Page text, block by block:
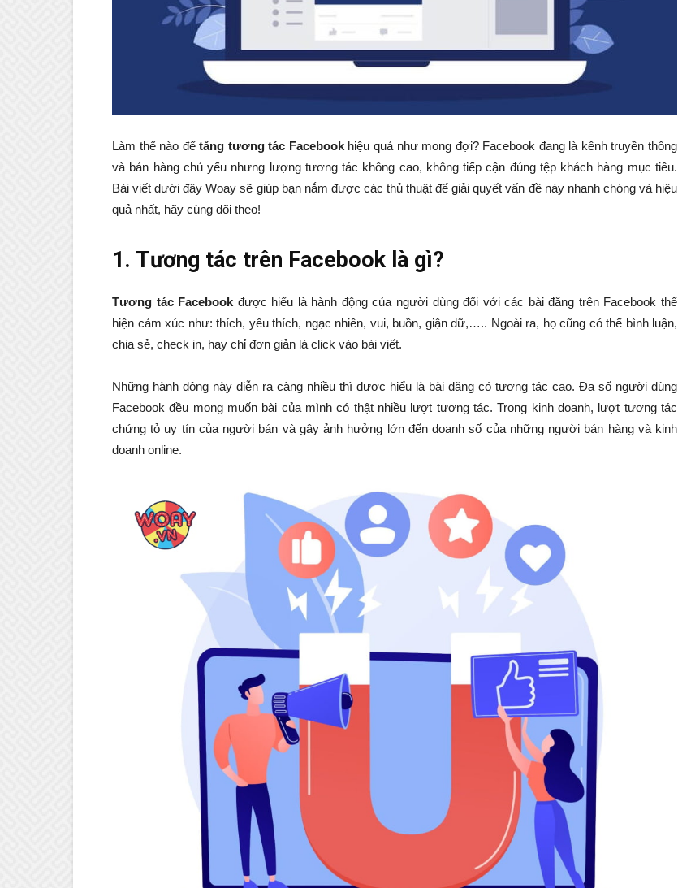
Làm thế nào đểtăng tương tác Facebookhiệu quả như mong đợi? Facebook đang là kênh truyền thông
và bán hàng chủ yếu nhưng lượng tương tác không cao, không tiếp cận đúng tệp khách hàng mục tiêu.
Bài viết dưới đây Woay sẽ giúp bạn nắm được các thủ thuật để giải quyết vấn đề này nhanh chóng và hiệu
quả nhất, hãy cùng dõi theo!
1. Tương tác trên Facebook là gì?
Tương tác Facebook được hiểu là hành động của người dùng đối với các bài đăng trên Facebook thể
hiện cảm xúc như: thích, yêu thích, ngạc nhiên, vui, buồn, giận dữ,….. Ngoài ra, họ cũng có thể bình luận,
chia sẻ, check in, hay chỉ đơn giản là click vào bài viết.
Những hành động này diễn ra càng nhiều thì được hiểu là bài đăng có tương tác cao. Đa số người dùng
Facebook đều mong muốn bài của mình có thật nhiều lượt tương tác. Trong kinh doanh, lượt tương tác
chứng tỏ uy tín của người bán và gây ảnh hưởng lớn đến doanh số của những người bán hàng và kinh
doanh online.